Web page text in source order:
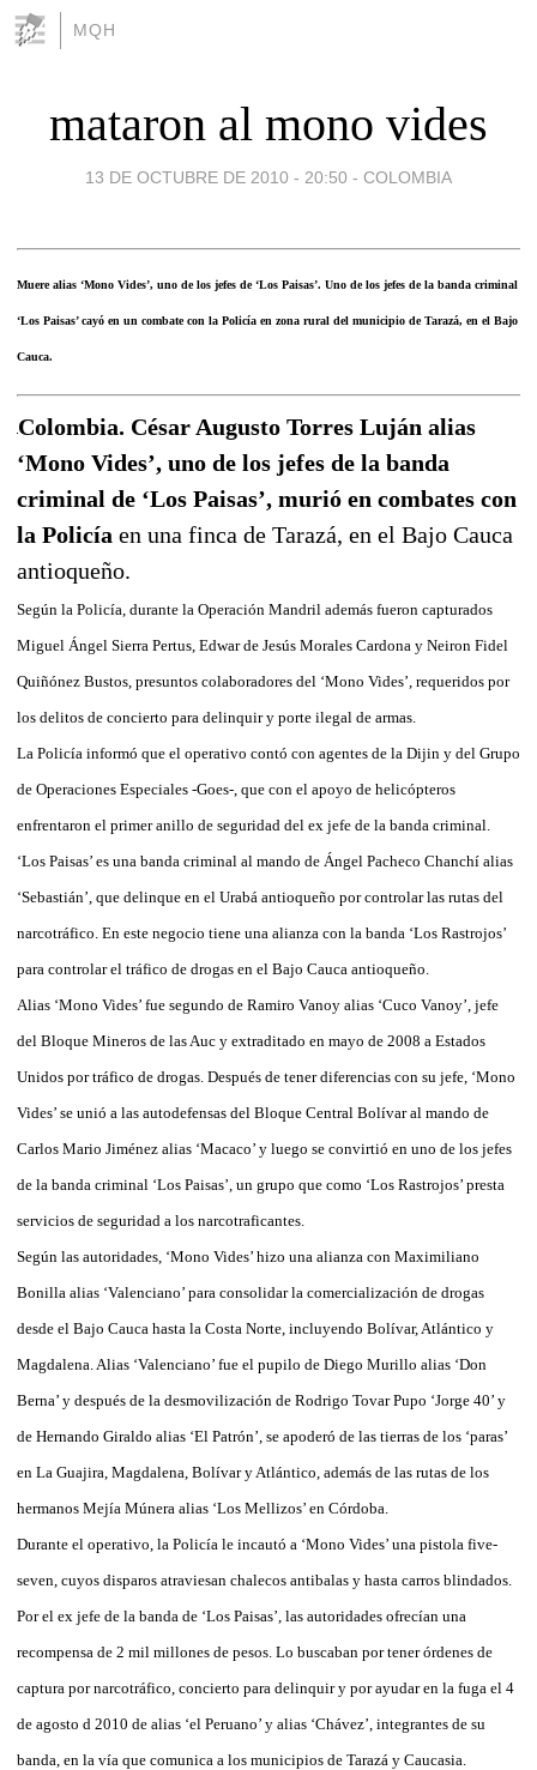
MQH
mataron al mono vides
13 DE OCTUBRE DE 2010 - 20:50 - COLOMBIA
Muere alias ‘Mono Vides’, uno de los jefes de ‘Los Paisas’. Uno de los jefes de la banda criminal
‘Los Paisas’ cayó en un combate con la Policía en zona rural del municipio de Tarazá, en el Bajo
Cauca.
Colombia. César Augusto Torres Luján alias
‘Mono Vides’, uno de los jefes de la banda
criminal de ‘Los Paisas’, murió en combates con
la Policía en una finca de Tarazá, en el Bajo Cauca
antioqueño.
Según la Policía, durante la Operación Mandril además fueron capturados
Miguel Ángel Sierra Pertus, Edwar de Jesús Morales Cardona y Neiron Fidel
Quiñónez Bustos, presuntos colaboradores del ‘Mono Vides’, requeridos por
los delitos de concierto para delinquir y porte ilegal de armas.
La Policía informó que el operativo contó con agentes de la Dijin y del Grupo
de Operaciones Especiales -Goes-, que con el apoyo de helicópteros
enfrentaron el primer anillo de seguridad del ex jefe de la banda criminal.
‘Los Paisas’ es una banda criminal al mando de Ángel Pacheco Chanchí alias
‘Sebastián’, que delinque en el Urabá antioqueño por controlar las rutas del
narcotráfico. En este negocio tiene una alianza con la banda ‘Los Rastrojos’
para controlar el tráfico de drogas en el Bajo Cauca antioqueño.
Alias ‘Mono Vides’ fue segundo de Ramiro Vanoy alias ‘Cuco Vanoy’, jefe
del Bloque Mineros de las Auc y extraditado en mayo de 2008 a Estados
Unidos por tráfico de drogas. Después de tener diferencias con su jefe, ‘Mono
Vides’ se unió a las autodefensas del Bloque Central Bolívar al mando de
Carlos Mario Jiménez alias ‘Macaco’ y luego se convirtió en uno de los jefes
de la banda criminal ‘Los Paisas’, un grupo que como ‘Los Rastrojos’ presta
servicios de seguridad a los narcotraficantes.
Según las autoridades, ‘Mono Vides’ hizo una alianza con Maximiliano
Bonilla alias ‘Valenciano’ para consolidar la comercialización de drogas
desde el Bajo Cauca hasta la Costa Norte, incluyendo Bolívar, Atlántico y
Magdalena. Alias ‘Valenciano’ fue el pupilo de Diego Murillo alias ‘Don
Berna’ y después de la desmovilización de Rodrigo Tovar Pupo ‘Jorge 40’ y
de Hernando Giraldo alias ‘El Patrón’, se apoderó de las tierras de los ‘paras’
en La Guajira, Magdalena, Bolívar y Atlántico, además de las rutas de los
hermanos Mejía Múnera alias ‘Los Mellizos’ en Córdoba.
Durante el operativo, la Policía le incautó a ‘Mono Vides’ una pistola five-
seven, cuyos disparos atraviesan chalecos antibalas y hasta carros blindados.
Por el ex jefe de la banda de ‘Los Paisas’, las autoridades ofrecían una
recompensa de 2 mil millones de pesos. Lo buscaban por tener órdenes de
captura por narcotráfico, concierto para delinquir y por ayudar en la fuga el 4
de agosto d 2010 de alias ‘el Peruano’ y alias ‘Chávez’, integrantes de su
banda, en la vía que comunica a los municipios de Tarazá y Caucasia.